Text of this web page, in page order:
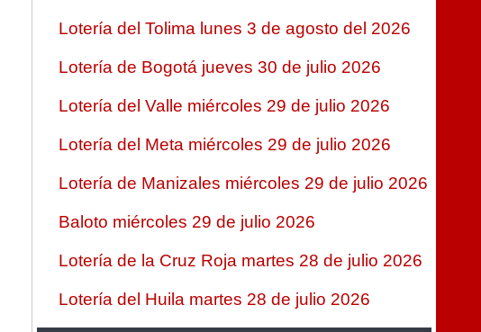
Lotería del Tolima lunes 3 de agosto del 2026
Lotería de Bogotá jueves 30 de julio 2026
Lotería del Valle miércoles 29 de julio 2026
Lotería del Meta miércoles 29 de julio 2026
Lotería de Manizales miércoles 29 de julio 2026
Baloto miércoles 29 de julio 2026
Lotería de la Cruz Roja martes 28 de julio 2026
Lotería del Huila martes 28 de julio 2026